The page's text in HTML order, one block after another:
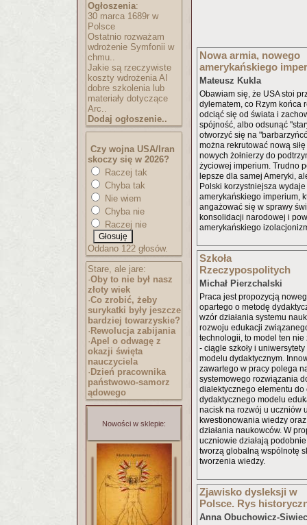
Ogłoszenia:
30 marca 1689r w
Polsce
Ostatnio rozważam
wdrożenie Symfonii w
chmu..
Jakie są rzeczywiste
koszty wdrożenia AI
dobre szkolenia lub
materiały dotyczące
Arc..
Dodaj ogłoszenie..
Czy wojna USA/Iran
skoczy się w 2026?
Raczej tak
Chyba tak
Nie wiem
Chyba nie
Raczej nie
Oddano 122 głosów.
Stare, ale jare:
·Oby to nie był nasz
złoty wiek
·Co zrobić, żeby
surykatki były jeszcze
bardziej towarzyskie?
· Rewolucja zabijania
·Apel o odwagę z
okazji święta
nauczyciela
· Dzień pracownika
państwowo-samorz
ądowego
Nowości w sklepie:
Nowa armia, nowego
amerykańskiego
Mateusz Kukla
Obawiam się, że USA stoi
dylematem, co Rzym końca
odciąć się od świata i
spójność, albo odsunąć
otworzyć się na
można rekrutować nową
nowych żołnierzy do
życiowej imperium. Trudno
lepsze dla samej Ameryki,
Polski korzystniejsza
amerykańskiego imperium,
angażować się w sprawy
konsolidacji narodowej i
amerykańskiego
Szkoła
Rzeczypospolitych
Michał Pierzchalski
Praca jest propozycją
opartego o metodę
wzór działania systemu
rozwoju edukacji
technologii, to model ten nie
- ciągle szkoły i
modelu dydaktycznym.
zawartego w pracy polega
systemowego rozwiązania
dialektycznego elementu do
dydaktycznego modelu
nacisk na rozwój u uczniów
kwestionowania wiedzy
działania naukowców. W
uczniowie działają
tworzą globalną wspólnotę
tworzenia wiedzy.
Zjawisko dysleksji w
Polsce. Rys
Anna Obuchowicz-Siwiec